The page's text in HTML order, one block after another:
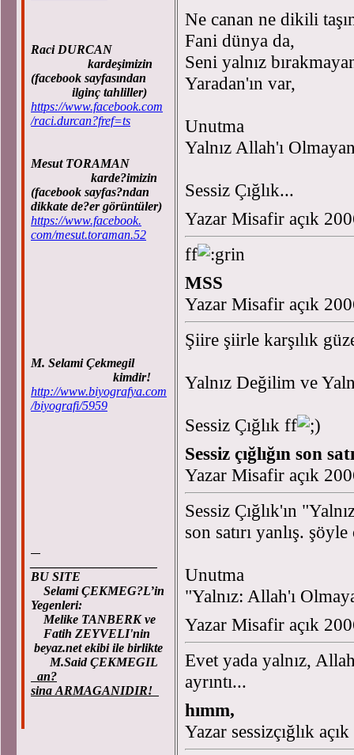
Raci DURCAN
kardeşimizin
(facebook sayfasından
ilginç tahliller)
https://www.facebook.com
/raci.durcan?fref=ts
Mesut TORAMAN
karde?imizin
(facebook sayfas?ndan
dikkate de?er görüntüler)
https://www.facebook.
com/mesut.toraman.52
M. Selami Çekmegil
kimdir!
http://www.biyografya.com
/biyografi/5959
BU SITE
Selami ÇEKMEG?L’in
Yegenleri:
Melike TANBERK ve
Fatih ZEYVELI'nin
beyaz.net ekibi ile birlikte
M.Said ÇEKMEGIL
an?
sina ARMAGANIDIR!
Ne canan ne dikili
Fani dünya da,
Seni yalnız
Yaradan'ın var,
Unutma
Yalnız Allah'ı
Sessiz Çığlık...
Yazar Misafir açık
ff
MSS
Yazar Misafir açık
Şiire şiirle karşılık
Yalnız Değilim ve
Sessiz Çığlık ff
Sessiz çığlığın son
Yazar Misafir açık
Sessiz Çığlık'ın
son satırı yanlış.
Unutma
"Yalnız: Allah'ı
Yazar Misafir açık
Evet yada yalnız,
ayrıntı...
hımm,
Yazar sessizçığlık